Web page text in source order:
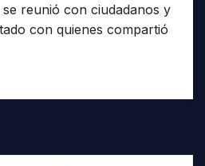
reunió con ciudadanos y
con quienes compartió